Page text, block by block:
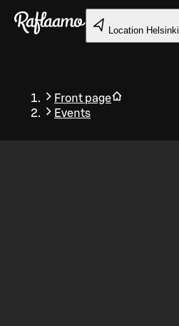
Skip to main content
Location Helsinki
Front page
Events
Back